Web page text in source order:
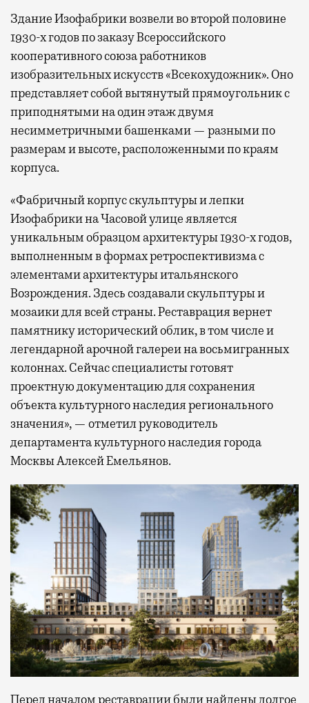
Здание Изофабрики возвели во второй половине
1930-х годов по заказу Всероссийского
кооперативного союза работников
изобразительных искусств «Всекохудожник». Оно
представляет собой вытянутый прямоугольник с
приподнятыми на один этаж двумя
несимметричными башенками — разными по
размерам и высоте, расположенными по краям
корпуса.
«Фабричный корпус скульптуры и лепки
Изофабрики на Часовой улице является
уникальным образцом архитектуры 1930-х годов,
выполненным в формах ретроспективизма с
элементами архитектуры итальянского
Возрождения. Здесь создавали скульптуры и
мозаики для всей страны. Реставрация вернет
памятнику исторический облик, в том числе и
легендарной арочной галереи на восьмигранных
колоннах. Сейчас специалисты готовят
проектную документацию для сохранения
объекта культурного наследия регионального
значения», — отметил руководитель
департамента культурного наследия города
Москвы Алексей Емельянов.
Перед началом реставрации были найдены долгое